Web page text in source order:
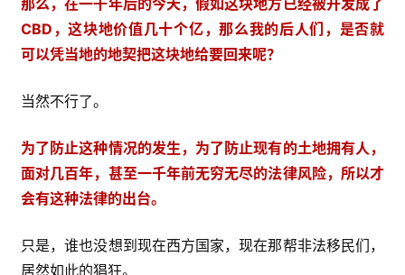
那么，在一千年后的今天，假如这块地方已经被开发成了
CBD，这块地价值几十个亿，那么我的后人们，是否就
可以凭当地的地契把这块地给要回来呢？
当然不行了。
为了防止这种情况的发生，为了防止现有的土地拥有人，
面对几百年，甚至一千年前无穷无尽的法律风险，所以才
会有这种法律的出台。
只是，谁也没想到现在西方国家，现在那帮非法移民们，
居然如此的猖狂。